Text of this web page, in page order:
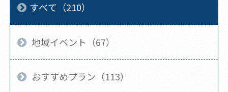
すべて（210）
地域イベント（67）
おすすめプラン（113）